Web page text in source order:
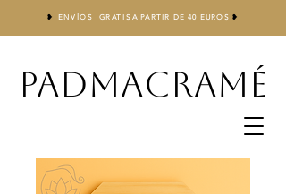
❥ ENVÍOS GRATIS A PARTIR DE 40 EUROS ❥
PADMACRAMÉ